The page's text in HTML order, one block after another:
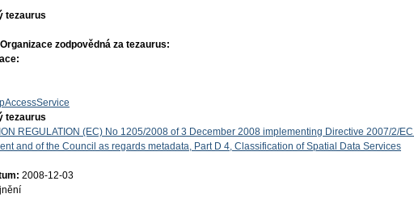
tezaurus
Organizace zodpovědná za tezaurus:
tezaurus
REGULATION (EC) No 1205/2008 of 3 December 2008 implementing Directive 2007/2/EC
and of the Council as regards metadata, Part D 4, Classification of Spatial Data Services
2008-12-03